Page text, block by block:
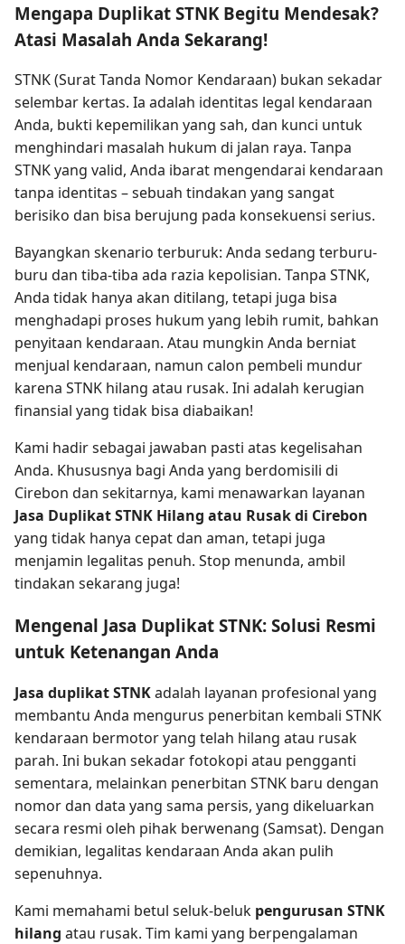
Mengapa Duplikat STNK Begitu Mendesak?
Atasi Masalah Anda Sekarang!
STNK (Surat Tanda Nomor Kendaraan) bukan sekadar
selembar kertas. Ia adalah identitas legal kendaraan
Anda, bukti kepemilikan yang sah, dan kunci untuk
menghindari masalah hukum di jalan raya. Tanpa
STNK yang valid, Anda ibarat mengendarai kendaraan
tanpa identitas – sebuah tindakan yang sangat
berisiko dan bisa berujung pada konsekuensi serius.
Bayangkan skenario terburuk: Anda sedang terburu-
buru dan tiba-tiba ada razia kepolisian. Tanpa STNK,
Anda tidak hanya akan ditilang, tetapi juga bisa
menghadapi proses hukum yang lebih rumit, bahkan
penyitaan kendaraan. Atau mungkin Anda berniat
menjual kendaraan, namun calon pembeli mundur
karena STNK hilang atau rusak. Ini adalah kerugian
finansial yang tidak bisa diabaikan!
Kami hadir sebagai jawaban pasti atas kegelisahan
Anda. Khususnya bagi Anda yang berdomisili di
Cirebon dan sekitarnya, kami menawarkan layanan
Jasa Duplikat STNK Hilang atau Rusak di Cirebon
yang tidak hanya cepat dan aman, tetapi juga
menjamin legalitas penuh. Stop menunda, ambil
tindakan sekarang juga!
Mengenal Jasa Duplikat STNK: Solusi Resmi
untuk Ketenangan Anda
Jasa duplikat STNKadalah layanan profesional yang
membantu Anda mengurus penerbitan kembali STNK
kendaraan bermotor yang telah hilang atau rusak
parah. Ini bukan sekadar fotokopi atau pengganti
sementara, melainkan penerbitan STNK baru dengan
nomor dan data yang sama persis, yang dikeluarkan
secara resmi oleh pihak berwenang (Samsat). Dengan
demikian, legalitas kendaraan Anda akan pulih
sepenuhnya.
Kami memahami betul seluk-beluk pengurusan STNK
hilang atau rusak. Tim kami yang berpengalaman